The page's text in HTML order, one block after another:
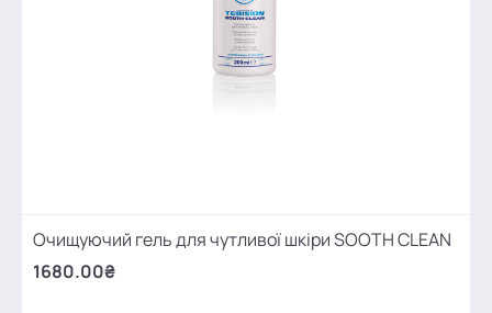
Очищуючий гель для чутливої шкіри SOOTH CLEAN
1680.00₴